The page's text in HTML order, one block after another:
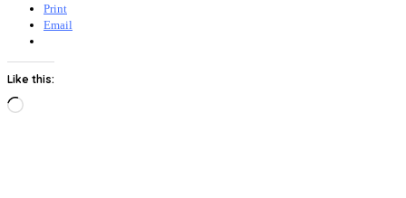
Print
Email
Like this:
Loading…